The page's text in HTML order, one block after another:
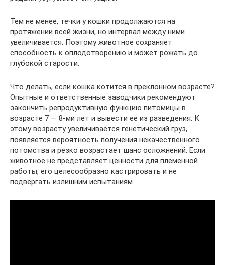
Тем не менее, течки у кошки продолжаются на
протяжении всей жизни, но интервал между ними
увеличивается. Поэтому животное сохраняет
способность к оплодотворению и может рожать до
глубокой старости.
Что делать, если кошка котится в преклонном возрасте?
Опытные и ответственные заводчики рекомендуют
закончить репродуктивную функцию питомицы в
возрасте 7 — 8-ми лет и вывести ее из разведения. К
этому возрасту увеличивается генетический груз,
появляется вероятность получения некачественного
потомства и резко возрастает шанс осложнений. Если
животное не представляет ценности для племенной
работы, его целесообразно кастрировать и не
подвергать излишним испытаниям.